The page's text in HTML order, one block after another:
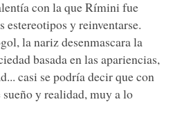
con la que Rímini fue
estereotipos y reinventarse.
la nariz desenmascara la
basada en las apariencias,
casi se podría decir que con
y realidad, muy a lo